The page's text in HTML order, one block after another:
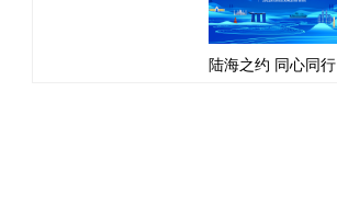
陆海之约 同心同行